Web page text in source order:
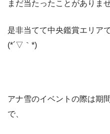
まだ当たったことがありま
是非当てて中央鑑賞エリア
(*´▽｀*)
アナ雪のイベントの際は期
で、